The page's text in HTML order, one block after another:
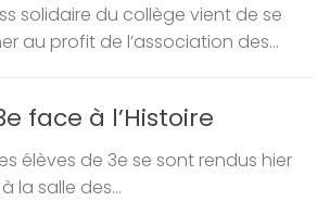
solidaire du collège vient de se
au profit de l’association des...
face à l’Histoire
élèves de 3e se sont rendus hier
la salle des...